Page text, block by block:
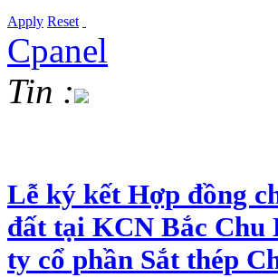
Apply Reset
Cpanel
Tin :
Lễ ký kết Hợp đồng
đất tại KCN Bắc
ty cổ phần Sắt thép